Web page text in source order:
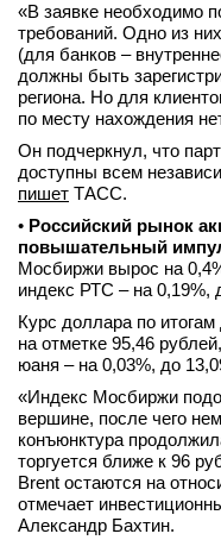
«В заявке необходимо
требований. Одно из
(для банков –
должны быть
региона. Но для
по месту нахождения
Он подчеркнул, что
доступны всем
пишет ТАСС.
• Российский рынок
повышательный
Мосбиржи вырос на
индекс РТС – на 0,19%,
Курс доллара по
на отметке 95,46
юаня – на 0,03%, до
«Индекс Мосбиржи
вершине, после чего
конъюнктура
торгуется ближе к 96
Brent остаются на
отмечает
Александр Бахтин.